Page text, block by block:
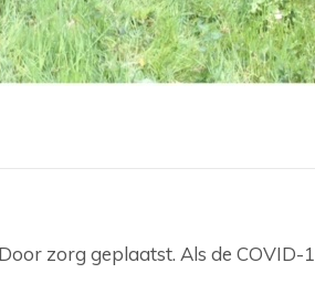
zorg geplaatst. Als de